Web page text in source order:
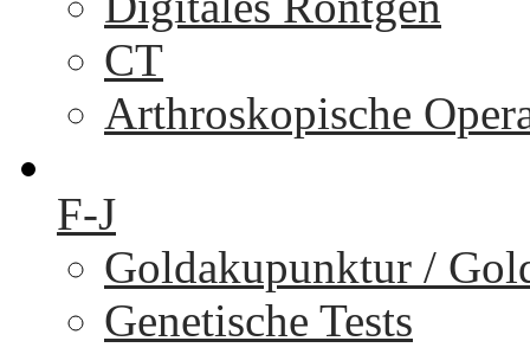
CT
Arthroskopische
F-J
Goldakupunktur /
Genetische Tests